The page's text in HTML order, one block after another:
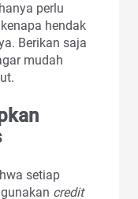
perlu
hendak
Berikan saja
mudah
setiap
credit